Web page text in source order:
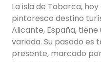
La isla de Tabarca,
pintoresco destino
Alicante, España,
variada. Su pasado es
presente, marcado